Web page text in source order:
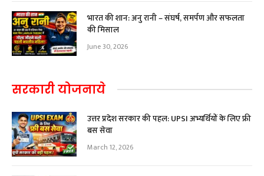
भारत की शान: अनु रानी – संघर्ष, समर्पण और सफलता
की मिसाल
June 30, 2026
सरकारी योजनाये
उत्तर प्रदेश सरकार की पहल: UPSI अभ्यर्थियों के लिए फ्री
बस सेवा
March 12, 2026